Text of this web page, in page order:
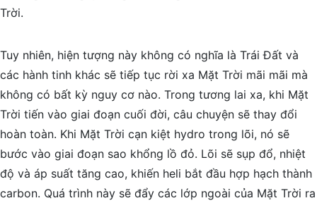
Trời.
Tuy nhiên, hiện tượng này không có nghĩa là Trái Đất và
các hành tinh khác sẽ tiếp tục rời xa Mặt Trời mãi mãi mà
không có bất kỳ nguy cơ nào. Trong tương lai xa, khi Mặt
Trời tiến vào giai đoạn cuối đời, câu chuyện sẽ thay đổi
hoàn toàn. Khi Mặt Trời cạn kiệt hydro trong lõi, nó sẽ
bước vào giai đoạn sao khổng lồ đỏ. Lõi sẽ sụp đổ, nhiệt
độ và áp suất tăng cao, khiến heli bắt đầu hợp hạch thành
carbon. Quá trình này sẽ đẩy các lớp ngoài của Mặt Trời ra